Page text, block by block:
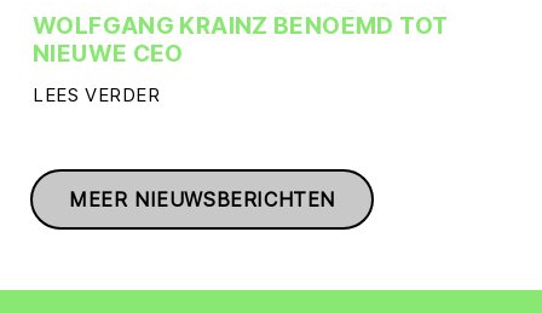
WOLFGANG KRAINZ BENOEMD TOT
NIEUWE CEO
LEES VERDER
MEER NIEUWSBERICHTEN